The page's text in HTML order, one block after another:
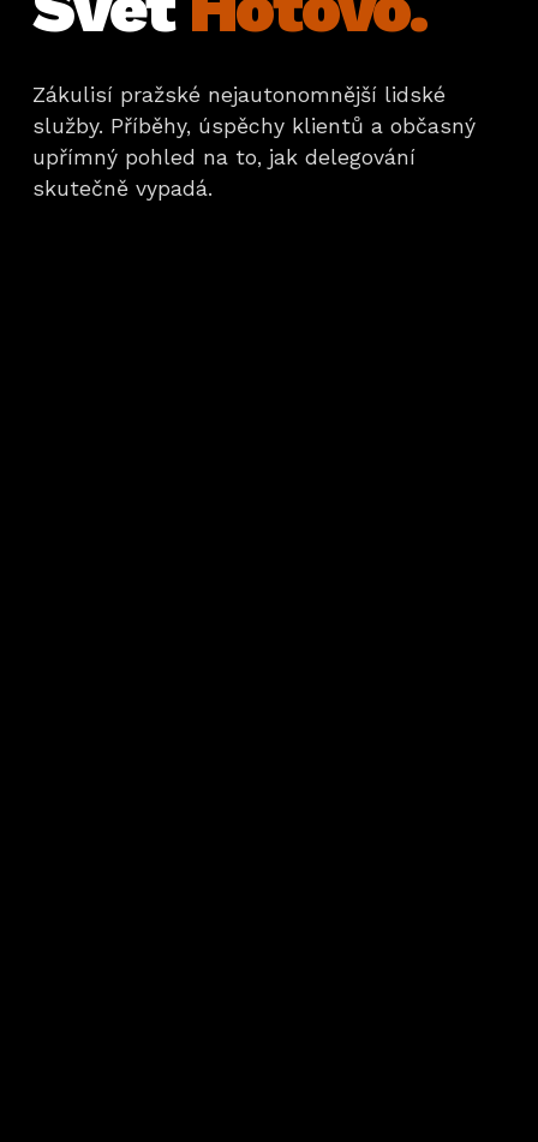
Zákulisí pražské nejautonomnější lidské
služby. Příběhy, úspěchy klientů a občasný
upřímný pohled na to, jak delegování
skutečně vypadá.